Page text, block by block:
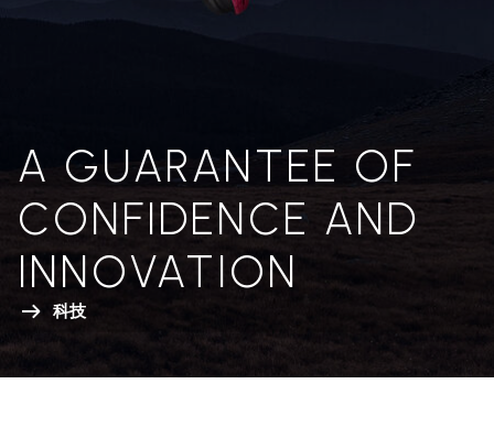
A GUARANTEE OF
CONFIDENCE AND
INNOVATION
科技